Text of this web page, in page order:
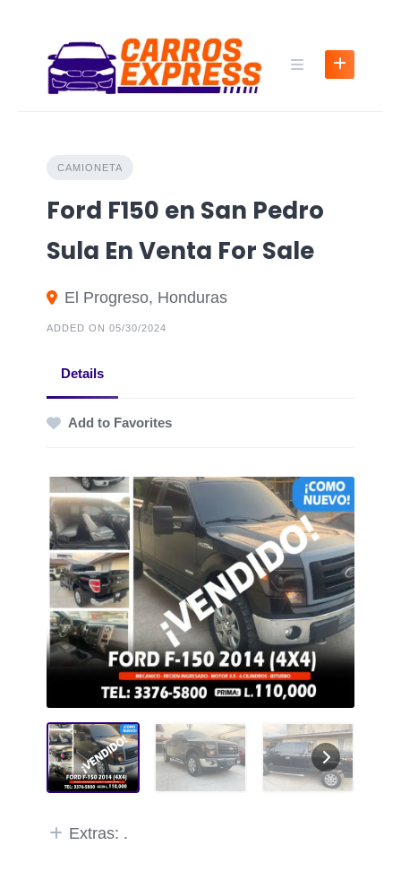
CAMIONETA
Ford F150 en San Pedro
Sula En Venta For Sale
El Progreso, Honduras
ADDED ON 05/30/2024
Details
Add to Favorites
Extras: .